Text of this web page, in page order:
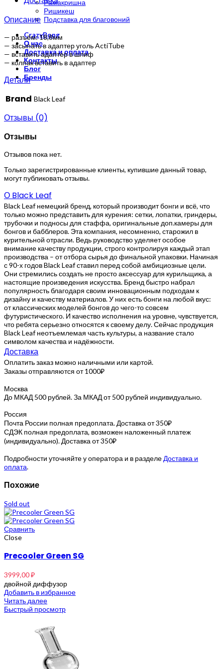
Рамакришна
Ришикеш
Подставка для благовоний
CrazyBong
О нас
Доставка и оплата
Контакты
Блог
Бренды
Описание
— разъём: 18,8мм
— засыпать в адаптер уголь ActiTube
— вставить адаптер в шлиф
— колпак вставить в адаптер
Детали
Brand Black Leaf
Отзывы (0)
Отзывы
Отзывов пока нет.
Только зарегистрированные клиенты, купившие данный товар,
могут публиковать отзывы.
О Black Leaf
Black Leaf немецкий бренд, который производит бонги и всё, что
только можно представить для курения: сетки, лопатки, гриндеры,
трубочки и подносы для стаффа, оригинальные доп.камеры для
бонгов и бабблеров. Эта компания, несомненно, старожил в
курительной отрасли. Ведь руководство уделяет особое
внимание качеству продукции, строго контролируя каждый этап
производства – от отбора сырья до финальной упаковки. Начиная
с 90-х годов Black Leaf ставил перед собой амбициозные цели.
Они стремились создать не просто аксессуар для курильщика, а
настоящие произведения искусства. Бренд быстро набрал
популярность благодаря своим инновационным подходам к
дизайну и качеству материалов. У них есть бонги на любой вкус:
от классических моделей бонгов до чего-то совсем
футуристического. И качество исполнения на уровне, чувствуется,
что ребята серьезно относятся к своему делу. Сейчас продукция
Black Leaf неотъемлемая часть культуры, а название стало
символом качества и надёжности.
Доставка
Оплатить заказ можно наличными или картой.
Заказы отправляются от 1000₽
Москва
До МКАД 500 рублей. За МКАД от 500 рублей индивидуально.
Россия
Почта России полная предоплата. Доставка от 350₽
СДЭК полная предоплата, возможен наложенный платеж
(индивидуально). Доставка от 350₽
Подробности уточняйте у оператора и в разделе Доставка и
оплата.
Похожие
Sold out
Сравнить
Close
Precooler Green SG
3999,00₽
двойной диффузор
Добавить в избранное
Читать далее
Быстрый просмотр